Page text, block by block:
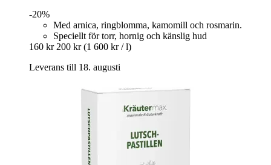
-20%
Med arnica, ringblomma, kamomill och rosmarin.
Speciellt för torr, hornig och känslig hud
160 kr 200 kr (1 600 kr / l)
Leverans till 18. augusti